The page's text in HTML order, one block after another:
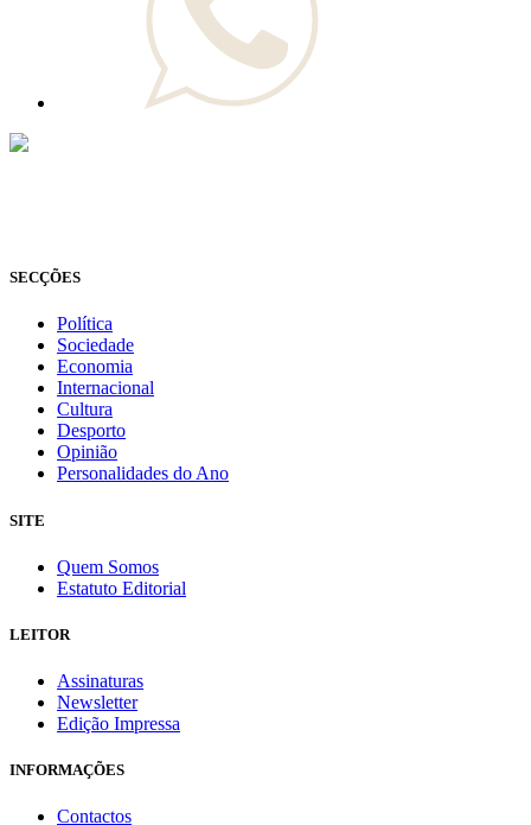
SECÇÕES
Política
Sociedade
Economia
Internacional
Cultura
Desporto
Opinião
Personalidades do Ano
SITE
Quem Somos
Estatuto Editorial
LEITOR
Assinaturas
Newsletter
Edição Impressa
INFORMAÇÕES
Contactos